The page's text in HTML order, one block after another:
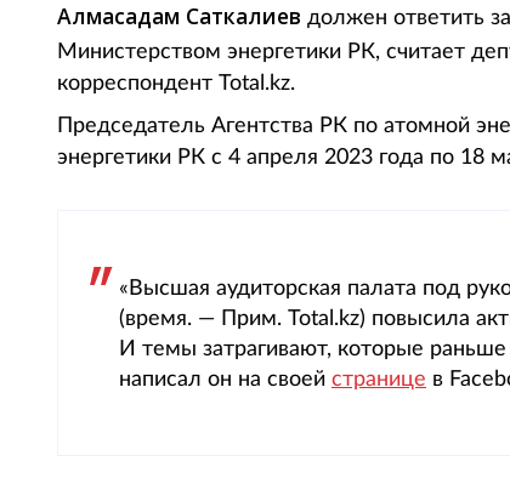
Алмасадам Саткалиев должен ответить
Министерством энергетики РК, считает
корреспондент Total.kz.
Председатель Агентства РК по атомной
энергетики РК с 4 апреля 2023 года по 18
«Высшая аудиторская палата под
(время. — Прим. Total.kz) повысила
И темы затрагивают, которые
написал он на своей странице в